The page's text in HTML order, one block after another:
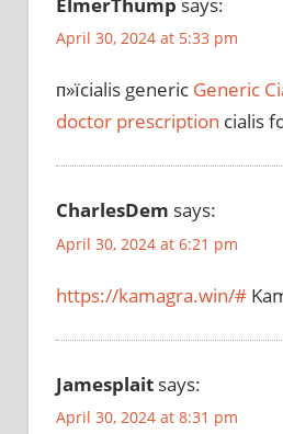
April 30, 2024 at 5:33 pm
п»їcialis generic Generic
doctor prescription cialis
CharlesDem says:
April 30, 2024 at 6:21 pm
https://kamagra.win/#
Jamesplait says:
April 30, 2024 at 8:31 pm